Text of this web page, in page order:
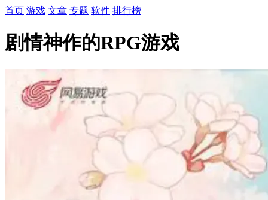
首页 游戏 文章 专题 软件 排行榜
剧情神作的RPG游戏